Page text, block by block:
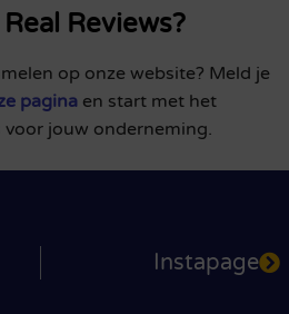
Reviews?
op onze website? Meld je
pagina en start met het
voor jouw onderneming.
Instapage